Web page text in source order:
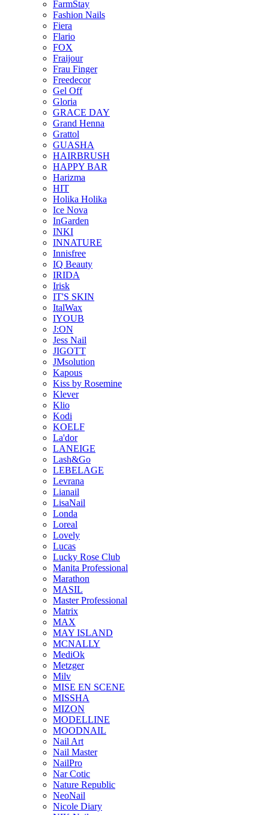
FarmStay
Fashion Nails
Fiera
Flario
FOX
Fraijour
Frau Finger
Freedecor
Gel Off
Gloria
GRACE DAY
Grand Henna
Grattol
GUASHA
HAIRBRUSH
HAPPY BAR
Harizma
HIT
Holika Holika
Ice Nova
InGarden
INKI
INNATURE
Innisfree
IQ Beauty
IRIDA
Irisk
IT'S SKIN
ItalWax
IYOUB
J:ON
Jess Nail
JIGOTT
JMsolution
Kapous
Kiss by Rosemine
Klever
Klio
Kodi
KOELF
La'dor
LANEIGE
Lash&Go
LEBELAGE
Levrana
Lianail
LisaNail
Londa
Loreal
Lovely
Lucas
Lucky Rose Club
Manita Professional
Marathon
MASIL
Master Professional
Matrix
MAX
MAY ISLAND
MCNALLY
MediOk
Metzger
Milv
MISE EN SCENE
MISSHA
MIZON
MODELLINE
MOODNAIL
Nail Art
Nail Master
NailPro
Nar Cotic
Nature Republic
NeoNail
Nicole Diary